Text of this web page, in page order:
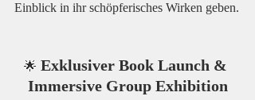
Einblick in ihr schöpferisches Wirken geben.
🌟 Exklusiver Book Launch &
Immersive Group Exhibition